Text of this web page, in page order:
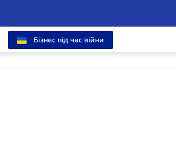
Бізнес під час війни